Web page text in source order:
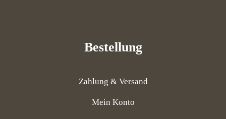
Bestellung
Zahlung & Versand
Mein Konto